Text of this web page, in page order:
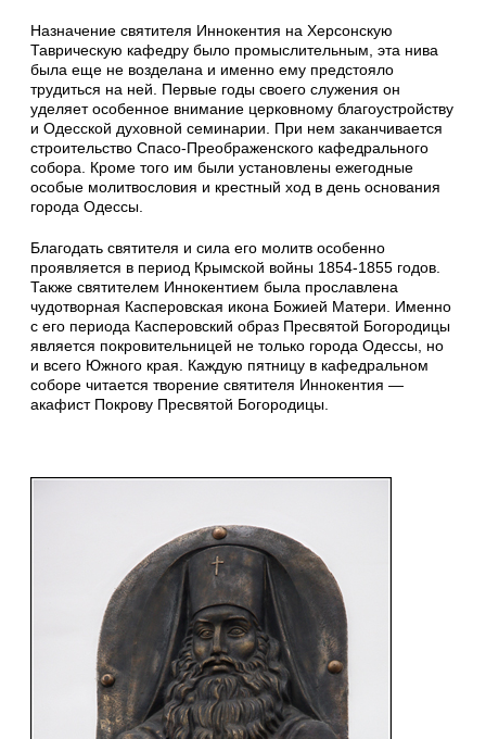
Назначение святителя Иннокентия на Херсонскую
Таврическую кафедру было промыслительным, эта нива
была еще не возделана и именно ему предстояло
трудиться на ней. Первые годы своего служения он
уделяет особенное внимание церковному благоустройству
и Одесской духовной семинарии. При нем заканчивается
строительство Спасо-Преображенского кафедрального
собора. Кроме того им были установлены ежегодные
особые молитвословия и крестный ход в день основания
города Одессы.
Благодать святителя и сила его молитв особенно
проявляется в период Крымской войны 1854-1855 годов.
Также святителем Иннокентием была прославлена
чудотворная Касперовская икона Божией Матери. Именно
с его периода Касперовский образ Пресвятой Богородицы
является покровительницей не только города Одессы, но
и всего Южного края. Каждую пятницу в кафедральном
соборе читается творение святителя Иннокентия —
акафист Покрову Пресвятой Богородицы.